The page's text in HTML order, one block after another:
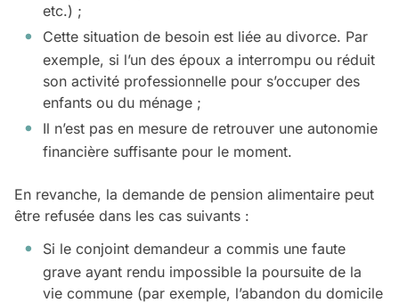
etc.) ;
Cette situation de besoin est liée au divorce. Par
exemple, si l’un des époux a interrompu ou réduit
son activité professionnelle pour s’occuper des
enfants ou du ménage ;
Il n’est pas en mesure de retrouver une autonomie
financière suffisante pour le moment.
En revanche, la demande de pension alimentaire peut
être refusée dans les cas suivants :
Si le conjoint demandeur a commis une faute
grave ayant rendu impossible la poursuite de la
vie commune (par exemple, l’abandon du domicile